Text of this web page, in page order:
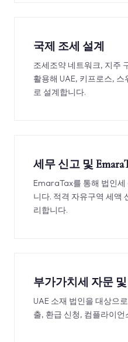
국제 조세 설계
조세조약 네트워크, 지주
활용해 UAE, 키프로스,
로 설계합니다.
세무 신고 및
EmaraTax를 통해 법인
니다. 적격 자유구역 세액
리합니다.
부가가치세 자문
UAE 소재 법인을 대상으
출, 환급 신청, 컴플라이